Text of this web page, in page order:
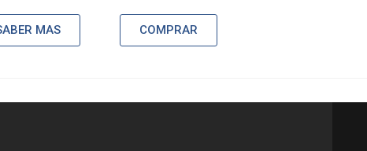
MAS COMPRAR